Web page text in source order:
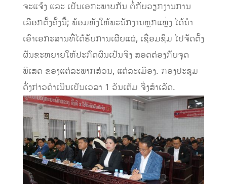
ຈະແຈ້ງ ແລະ ເປັນເອກະພາບກັນ ຕໍ່ກັບວຽກງານການ
ເລືອກຕັ້ງຄັ້ງນີ້; ພ້ອມທັງໃຫ້ພະນັກງານຫຼກແຫຼ່ງ ໄດ້ນໍາ
ເອົາເອກະສານທີ່ໄດ້ຮັບການເຜີຍແຜ່, ເຊື່ອມຊຶມ ໄປຈັດຕັ້ງ
ຜັນຂະຫຍາຍໃຫ້ປະກົດຜົນເປັນຈິງ ສອດຄ່ອງກັບຈຸດ
ພິເສດ ຂອງແຕ່ລະພາກສ່ວນ, ແຕ່ລະເມືອງ. ກອງປະຊຸມ
ດັ່ງກ່າວດໍາເນີນເປັນເວລາ 1 ວັນເຕັມ ຈື່ງສຳເລັດ.